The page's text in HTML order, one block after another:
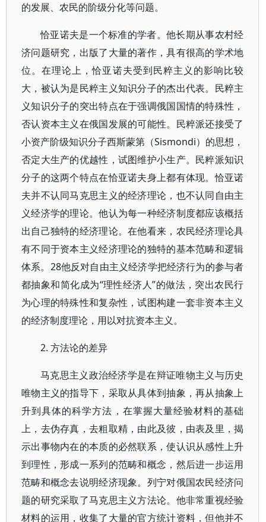
的发展、农民的阶级分化等问题。
恰亚诺夫是一个标准的学者。他长期从事农村经
济问题研究，出版了大量的著作，具有很高的学术地
位。在理论上，恰亚诺夫受到民粹主义的影响比较
大，被认为是民粹主义知识分子的杰出代表。民粹主
义知识分子的突出特点在于强调俄国国情的特殊性，
否认资本主义在俄国发展的可能性。民粹派还接受了
小资产阶级知识分子西斯蒙第（Sismondi）的思想，
否定大生产的优越性，试图维护小生产。民粹派知识
分子的这两个特点在恰亚诺夫身上都有体现。恰亚诺
夫并不认同马克思主义的经济理论，也不认同自由主
义经济学的理论。他认为每一种经济制度都应该概括
出自己独特的经济理论。在他看来，农民经济理论具
有不同于资本主义经济理论的独特的基本范畴和逻辑
体系。28他反对自由主义经济学把经济行为的参与者
都抽象和简化成为“理性经济人”的做法，突出农民行
为心理的特殊性和复杂性，试图构建一套非资本主义
的经济制度理论，用以对抗资本主义。
2. 方法论的差异
马克思主义政治经济学是在辩证唯物主义与历史
唯物主义的指导下，采取从具体到抽象，再从抽象上
升到具体的科学方法，在掌握大量经验材料的基础
上，去伪存真，去粗取精，由此及彼，由表及里，揭
示出事物内在的本质的必然联系，使认识从感性上升
到理性，形成一系列的范畴和概念，然后进一步运用
范畴和概念去说明经济现象。列宁对俄国农民经济问
题的研究采取了马克思主义方法论。他非常重视经验
材料的运用，收集了大量的官方统计资料，但他并不